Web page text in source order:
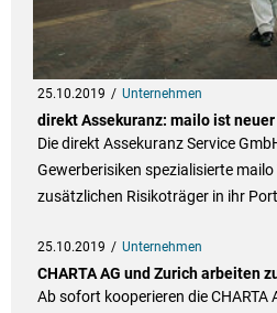
25.10.2019 Unternehmen
direkt Assekuranz: mailo ist
Die direkt Assekuranz Service
Gewerberisiken spezialisierte
zusätzlichen Risikoträger in ihr
25.10.2019 Unternehmen
CHARTA AG und Zurich arbeiten
Ab sofort kooperieren die CHARTA